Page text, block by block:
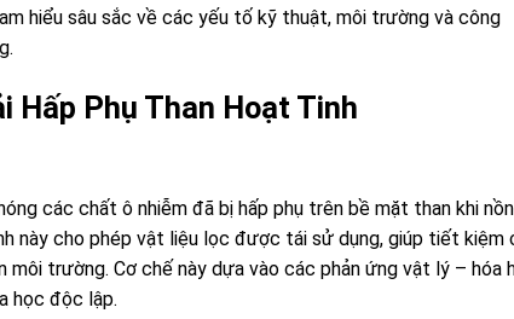
hiểu sâu sắc về các yếu tố kỹ thuật, môi trường và công
Hấp Phụ Than Hoạt Tinh
các chất ô nhiễm đã bị hấp phụ trên bề mặt than khi
này cho phép vật liệu lọc được tái sử dụng, giúp tiết kiệm
trường. Cơ chế này dựa vào các phản ứng vật lý – hóa
học độc lập.